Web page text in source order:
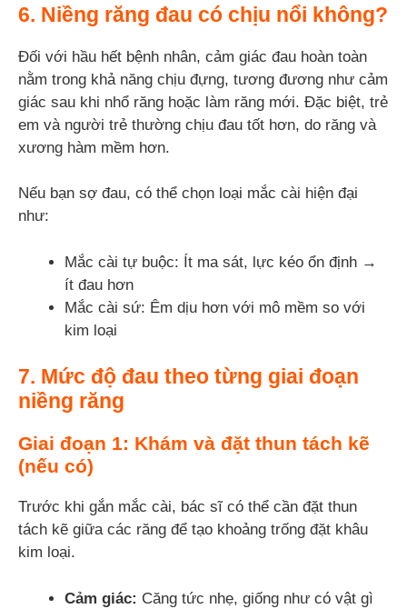
6. Niềng răng đau có chịu nổi không?
Đối với hầu hết bệnh nhân, cảm giác đau hoàn toàn
nằm trong khả năng chịu đựng, tương đương như cảm
giác sau khi nhổ răng hoặc làm răng mới. Đặc biệt, trẻ
em và người trẻ thường chịu đau tốt hơn, do răng và
xương hàm mềm hơn.
Nếu bạn sợ đau, có thể chọn loại mắc cài hiện đại
như:
Mắc cài tự buộc: Ít ma sát, lực kéo ổn định →
ít đau hơn
Mắc cài sứ: Êm dịu hơn với mô mềm so với
kim loại
7. Mức độ đau theo từng giai đoạn
niềng răng
Giai đoạn 1: Khám và đặt thun tách kẽ
(nếu có)
Trước khi gắn mắc cài, bác sĩ có thể cần đặt thun
tách kẽ giữa các răng để tạo khoảng trống đặt khâu
kim loại.
Cảm giác: Căng tức nhẹ, giống như có vật gì